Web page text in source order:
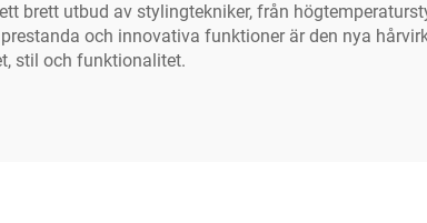
brett utbud av stylingtekniker, från
och innovativa funktioner är den nya
stil och funktionalitet.